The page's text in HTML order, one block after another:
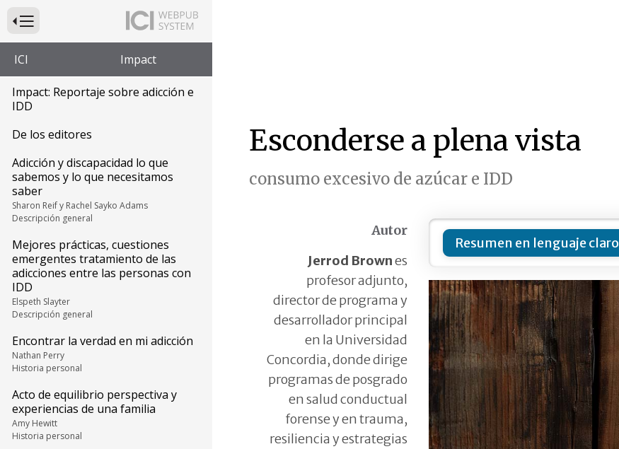
Presione para alternar la navegación principal del sitio web
ICI Impact
Impact: Reportaje sobre adicción e
IDD
De los editores
Adicción y discapacidad lo que
sabemos y lo que necesitamos
saber
Sharon Reif y Rachel Sayko Adams
Descripción general
Mejores prácticas, cuestiones
emergentes tratamiento de las
adicciones entre las personas con
IDD
Elspeth Slayter
Descripción general
Encontrar la verdad en mi adicción
Nathan Perry
Historia personal
Acto de equilibrio perspectiva y
experiencias de una familia
Amy Hewitt
Historia personal
Esconderse a plena vista
consumo excesivo de azúcar e IDD
Autor
Jerrod Brownes
profesor adjunto,
director de programa y
desarrollador principal
en la Universidad
Concordia, donde dirige
programas de posgrado
en salud conductual
forense y en trauma,
resiliencia y estrategias
Resumen en lenguaje claro